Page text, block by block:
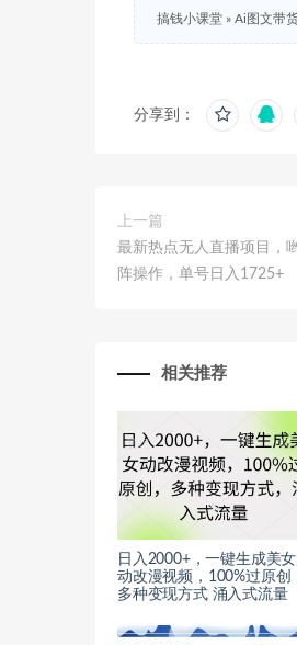
搞钱小课堂 » Ai图文带
分享到：
上一篇
最新热点无人直播项目，
阵操作，单号日入1725+
相关推荐
日入2000+，一键生成美女
动改漫视频，100%过原创
多种变现方式 涌入式流量